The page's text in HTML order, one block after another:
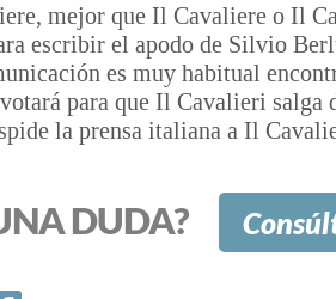
mejor que Il Cavaliere o Il
escribir el apodo de Silvio
es muy habitual
para que Il Cavalieri salga
la prensa italiana a Il
DUDA?